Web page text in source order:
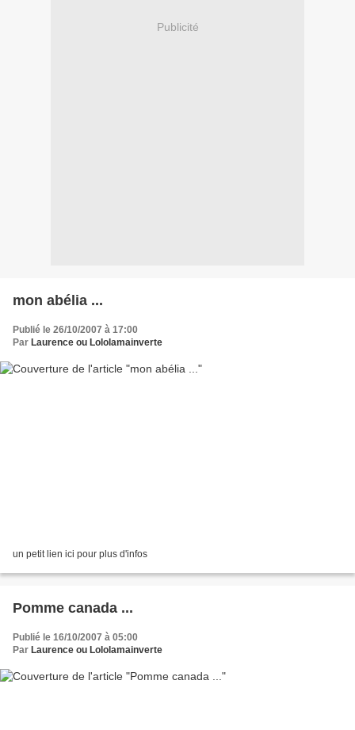
Publicité
mon abélia ...
Publié le 26/10/2007 à 17:00
Par Laurence ou Lololamainverte
un petit lien ici pour plus d'infos
Pomme canada ...
Publié le 16/10/2007 à 05:00
Par Laurence ou Lololamainverte